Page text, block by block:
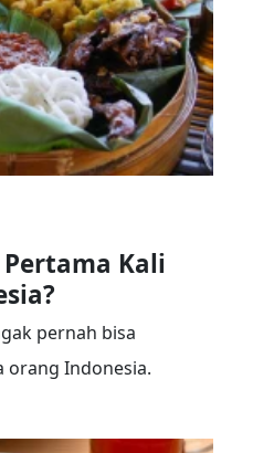
Kali
pernah bisa
orang Indonesia.